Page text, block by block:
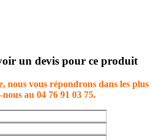
un devis pour ce produit
nous vous répondrons dans les plus
au 04 76 91 03 75.